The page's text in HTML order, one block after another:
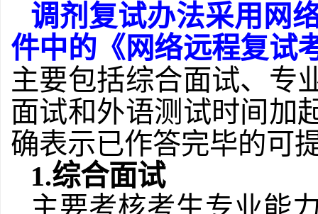
调剂复试办法采用网
件中的《网络远程复试
主要包括综合面试、专
面试和外语测试时间加
确表示已作答完毕的可
1.综合面试